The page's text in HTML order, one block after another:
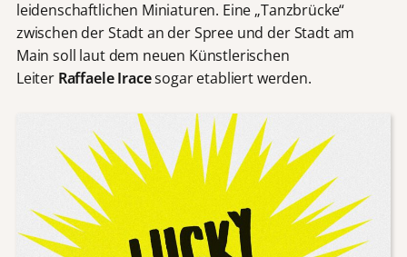
leidenschaftlichen Miniaturen. Eine „Tanzbrücke“
zwischen der Stadt an der Spree und der Stadt am
Main soll laut dem neuen Künstlerischen
Leiter Raffaele Iracesogar etabliert werden.